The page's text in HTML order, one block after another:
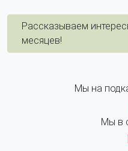
Рассказываем
месяцев!
Мы на
Мы в